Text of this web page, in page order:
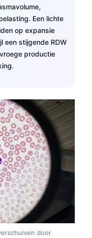
Een lichte
op expansie
een stijgende RDW
productie
door